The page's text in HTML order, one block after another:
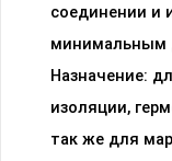
соединении и
минимальным
Назначение:
изоляции,
так же для